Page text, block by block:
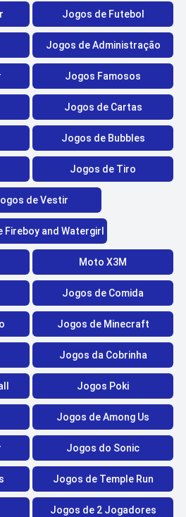
Jogos de Futebol
Jogos de Administração
Jogos Famosos
Jogos de Cartas
Jogos de Bubbles
Jogos de Tiro
de Vestir
Fireboy and Watergirl
Moto X3M
Jogos de Comida
Jogos de Minecraft
Jogos da Cobrinha
Jogos Poki
Jogos de Among Us
Jogos do Sonic
Jogos de Temple Run
Jogos de 2 Jogadores